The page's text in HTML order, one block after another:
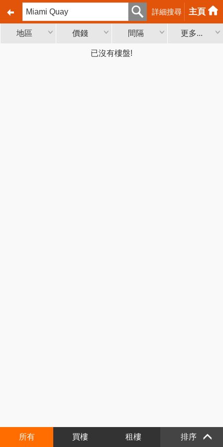
詳細搜尋 主頁
地區 價錢 間隔 更多...
已沒有樓盤!
所有 買樓 租樓 排序